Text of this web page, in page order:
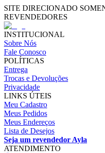
SITE DIRECIONADO
REVENDEDORES
INSTITUCIONAL
Sobre Nós
Fale Conosco
POLÍTICAS
Entrega
Trocas e Devoluções
Privacidade
LINKS ÚTEIS
Meu Cadastro
Meus Pedidos
Meus Endereços
Lista de Desejos
Seja um revendedor Ayla
ATENDIMENTO